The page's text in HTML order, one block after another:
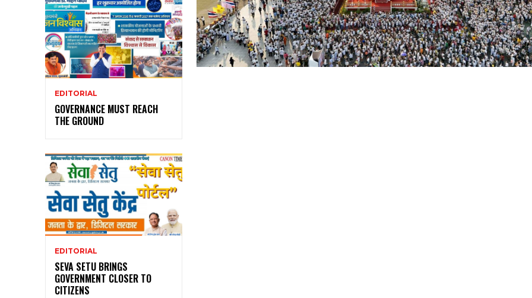
EDITORIAL
GOVERNANCE MUST REACH
THE GROUND
EDITORIAL
SEVA SETU BRINGS
GOVERNMENT CLOSER TO
CITIZENS